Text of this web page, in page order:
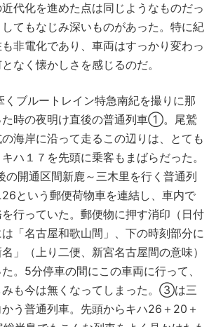
代化を進めた点は同じようなものだっ
てもなじみ深いものがあった。特に紀
非電化であり、車両はすっかり変わっ
なく懐かしさを感じるのだ。
くブルートレイン特急南紀を撮りに那
た時の夜明け直後の普通列車①。尾鷲
海岸に沿って走るこの辺りは、とても
ハ１７を先頭に乗客もまばらだった。
開通区間新鹿～三木里を行く普通列
という郵便荷物車を連結し、車内で
行っていた。郵便物に押す消印（日付
「名古屋和歌山間」、下の時刻部分に
」（上り二便、新宮名古屋間の意味）
。5分停車の間にこの車両に行って、
みも今は無くなってしまった。③は三
う普通列車。先頭からキハ26＋20＋